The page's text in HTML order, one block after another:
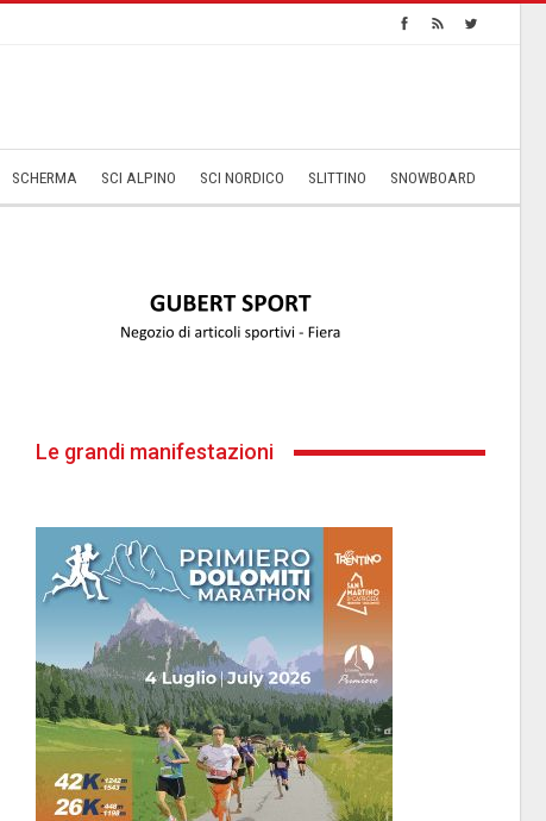
SCHERMA SCI ALPINO SCI NORDICO SLITTINO SNOWBOARD
Le grandi manifestazioni